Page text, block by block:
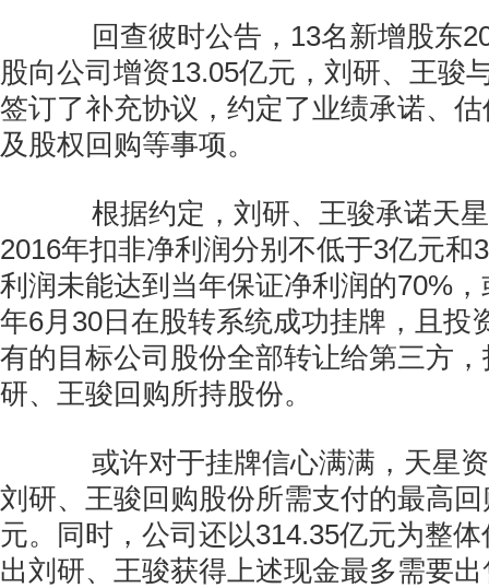
回查彼时公告，13名新增股东
股向公司增资13.05亿元，刘研、王骏
签订了补充协议，约定了业绩承诺、
及股权回购等事项。
根据约定，刘研、王骏承诺天星
2016年扣非净利润分别不低于3亿元和
利润未能达到当年保证净利润的70%
年6月30日在股转系统成功挂牌，且投
有的目标公司股份全部转让给第三方
研、王骏回购所持股份。
或许对于挂牌信心满满，天星资
刘研、王骏回购股份所需支付的最高
元。同时，公司还以314.35亿元为整
出刘研、王骏获得上述现金最多需要